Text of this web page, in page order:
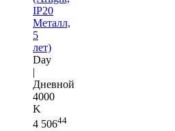
IP20
Металл,
5
лет)
Day
|
Дневной
4000
K
4 50644